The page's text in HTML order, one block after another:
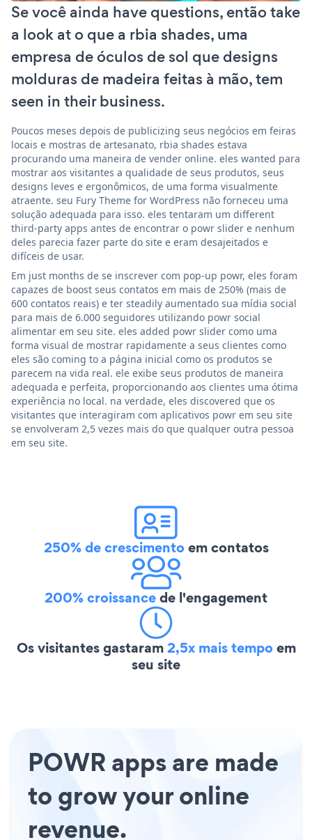
Se você ainda have questions, então take
a look at o que a rbia shades, uma
empresa de óculos de sol que designs
molduras de madeira feitas à mão, tem
seen in their business.
Poucos meses depois de publicizing seus negócios em feiras
locais e mostras de artesanato, rbia shades estava
procurando uma maneira de vender online. eles wanted para
mostrar aos visitantes a qualidade de seus produtos, seus
designs leves e ergonômicos, de uma forma visualmente
atraente. seu Fury Theme for WordPress não forneceu uma
solução adequada para isso. eles tentaram um different
third-party apps antes de encontrar o powr slider e nenhum
deles parecia fazer parte do site e eram desajeitados e
difíceis de usar.
Em just months de se inscrever com pop-up powr, eles foram
capazes de boost seus contatos em mais de 250% (mais de
600 contatos reais) e ter steadily aumentado sua mídia social
para mais de 6.000 seguidores utilizando powr social
alimentar em seu site. eles added powr slider como uma
forma visual de mostrar rapidamente a seus clientes como
eles são coming to a página inicial como os produtos se
parecem na vida real. ele exibe seus produtos de maneira
adequada e perfeita, proporcionando aos clientes uma ótima
experiência no local. na verdade, eles discovered que os
visitantes que interagiram com aplicativos powr em seu site
se envolveram 2,5 vezes mais do que qualquer outra pessoa
em seu site.
250% de crescimentoem contatos
200% croissancede l'engagement
Os visitantes gastaram2,5x mais tempoem
seu site
POWR apps are made
to grow your online
revenue.